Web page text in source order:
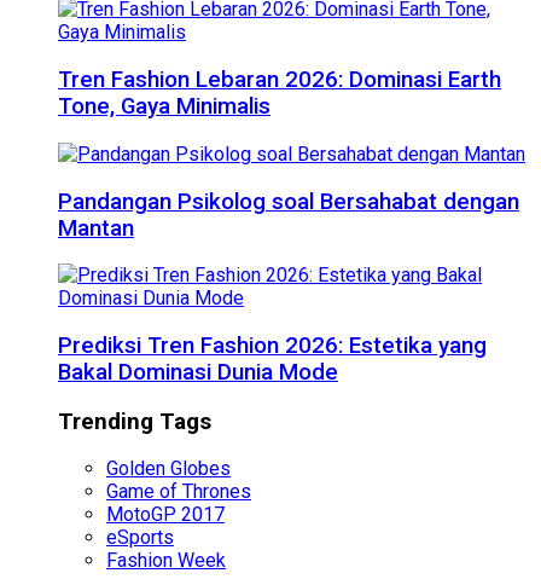
Tren Fashion Lebaran 2026: Dominasi Earth
Tone, Gaya Minimalis
Pandangan Psikolog soal Bersahabat dengan
Mantan
Prediksi Tren Fashion 2026: Estetika yang
Bakal Dominasi Dunia Mode
Trending Tags
Golden Globes
Game of Thrones
MotoGP 2017
eSports
Fashion Week